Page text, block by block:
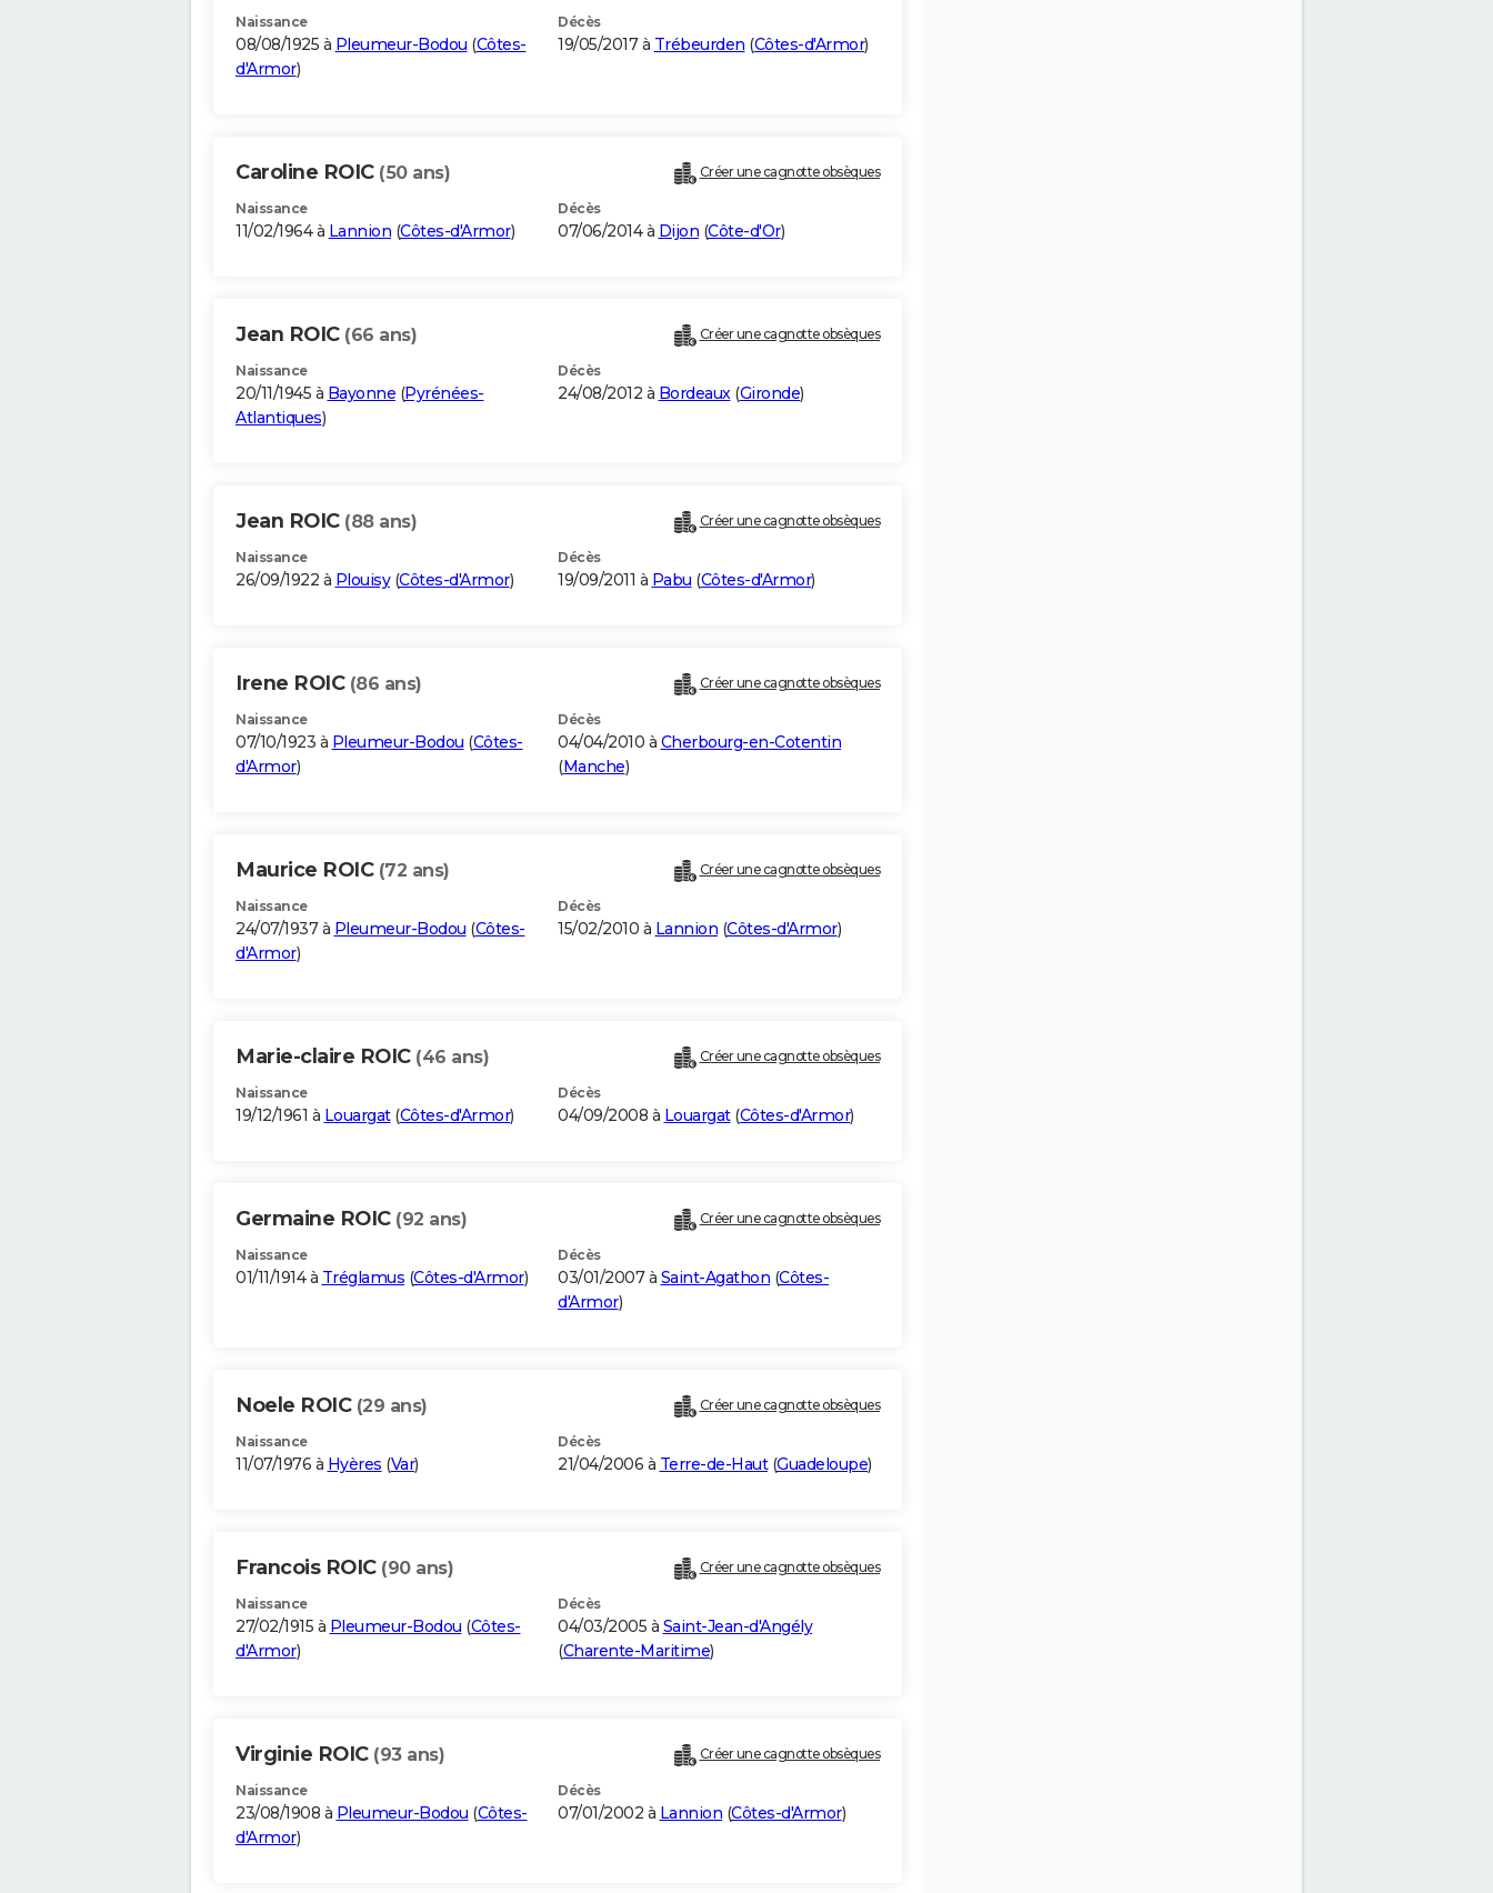
Naissance
08/08/1925 à Pleumeur-Bodou (Côtes-
d'Armor)
Décès
19/05/2017 à Trébeurden (Côtes-d'Armor)
Caroline ROIC (50 ans) Créer une cagnotte obsèques
Naissance
11/02/1964 à Lannion (Côtes-d'Armor)
Décès
07/06/2014 à Dijon (Côte-d'Or)
Jean ROIC (66 ans) Créer une cagnotte obsèques
Naissance
20/11/1945 à Bayonne (Pyrénées-
Atlantiques)
Décès
24/08/2012 à Bordeaux(Gironde)
Jean ROIC (88 ans) Créer une cagnotte obsèques
Naissance
26/09/1922 à Plouisy(Côtes-d'Armor)
Décès
19/09/2011 à Pabu (Côtes-d'Armor)
Irene ROIC (86 ans) Créer une cagnotte obsèques
Naissance
07/10/1923 à Pleumeur-Bodou (Côtes-
d'Armor)
Décès
04/04/2010 à Cherbourg-en-Cotentin
(Manche)
Maurice ROIC (72 ans) Créer une cagnotte obsèques
Naissance
24/07/1937 à Pleumeur-Bodou (Côtes-
d'Armor)
Décès
15/02/2010 à Lannion (Côtes-d'Armor)
Marie-claire ROIC (46 ans) Créer une cagnotte obsèques
Naissance
19/12/1961 à Louargat(Côtes-d'Armor)
Décès
04/09/2008 à Louargat(Côtes-d'Armor)
Germaine ROIC (92 ans) Créer une cagnotte obsèques
Naissance
01/11/1914 à Tréglamus (Côtes-d'Armor)
Décès
03/01/2007 à Saint-Agathon (Côtes-
d'Armor)
Noele ROIC (29 ans) Créer une cagnotte obsèques
Naissance
11/07/1976 à Hyères (Var)
Décès
21/04/2006 à Terre-de-Haut(Guadeloupe)
Francois ROIC (90 ans) Créer une cagnotte obsèques
Naissance
27/02/1915 à Pleumeur-Bodou (Côtes-
d'Armor)
Décès
04/03/2005 à Saint-Jean-d'Angély
(Charente-Maritime)
Virginie ROIC (93 ans) Créer une cagnotte obsèques
Naissance
23/08/1908 à Pleumeur-Bodou (Côtes-
d'Armor)
Décès
07/01/2002 à Lannion (Côtes-d'Armor)